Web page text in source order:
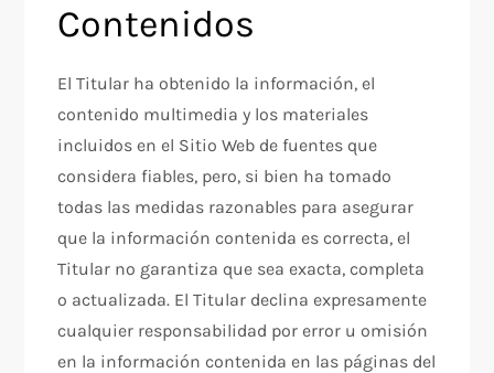
Contenidos
El Titular ha obtenido la información, el
contenido multimedia y los materiales
incluidos en el Sitio Web de fuentes que
considera fiables, pero, si bien ha tomado
todas las medidas razonables para asegurar
que la información contenida es correcta, el
Titular no garantiza que sea exacta, completa
o actualizada. El Titular declina expresamente
cualquier responsabilidad por error u omisión
en la información contenida en las páginas del